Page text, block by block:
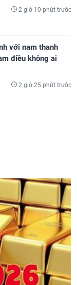
2 giờ 10 phút trước
với nam thanh
điều không ai
2 giờ 25 phút trước